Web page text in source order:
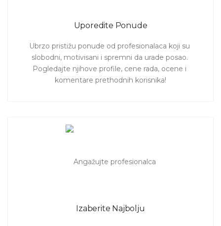
Uporedite Ponude
Ubrzo pristižu ponude od profesionalaca koji su
slobodni, motivisani i spremni da urade posao.
Pogledajte njihove profile, cene rada, ocene i
komentare prethodnih korisnika!
Izaberite Najbolju